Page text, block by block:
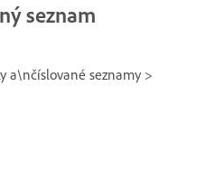
seznam
a\nčíslované seznamy >